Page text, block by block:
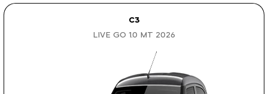
C3
LIVE GO 1.0 MT 2026